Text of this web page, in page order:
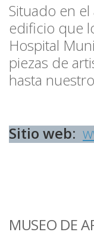
Situado en
edificio que
Hospital
piezas de
hasta
Sitio web:
MUSEO DE